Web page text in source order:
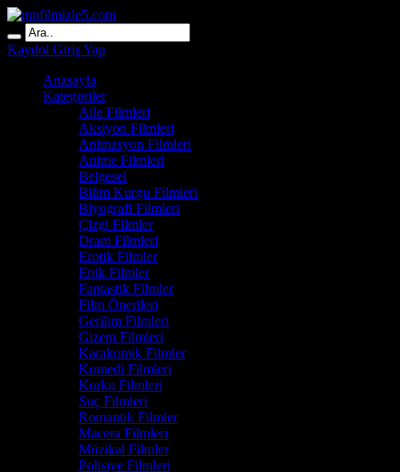
Kaydol Giriş Yap
Anasayfa
Kategoriler
Aile Filmleri
Aksiyon Filmleri
Animasyon Filmleri
Anime Filmleri
Belgesel
Bilim Kurgu Filmleri
Biyografi Filmleri
Çizgi Filmler
Dram Filmleri
Erotik Filmler
Epik Filmler
Fantastik Filmler
Film Önerileri
Gerilim Filmleri
Gizem Filmleri
Karakomik Filmler
Komedi Filmleri
Korku Filmleri
Suç Filmleri
Romantik Filmler
Macera Filmleri
Müzikal Filmler
Polisiye Filmleri